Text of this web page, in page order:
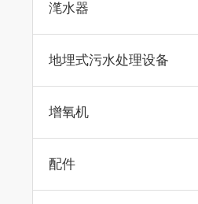
滗水器
地埋式污水处理设备
增氧机
配件